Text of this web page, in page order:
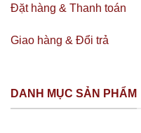
Đặt hàng & Thanh toán
Giao hàng & Đổi trả
DANH MỤC SẢN PHẨM